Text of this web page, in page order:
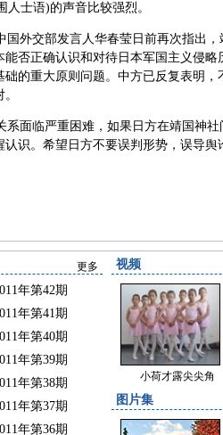
人士语)的声音比较强烈。
国外交部发言人华春莹日前再次指出
否正确认识和对待日本军国主义侵
的重大原则问题。中方已反复表明
系面临严重困难，如果日方在靖国神
识。希望日方不要误判形势，误导舆
更多
年第42期
年第41期
年第40期
年第39期
年第38期
年第37期
年第36期
视频
小荷才露尖尖角
图片集